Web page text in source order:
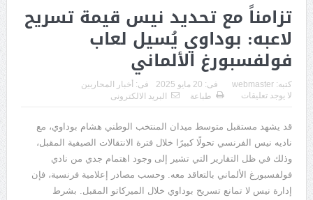
تزامناً مع تحديد نيس قيمة تسريح
لاعبه: بوداوي يُسيل لعاب
فولفسبورغ الألماني
كتبه: webmaster فى: 20 مايو 2025 فى: أخبار المحاربين
لا يوجد تعليقات
طباعة البريد الالكترونى
قد يشهد مستقبل متوسط ميدان المنتخب الوطني هشام بوداوي، مع
ناديه نيس الفرنسي تحولًا كبيرًا خلال فترة الانتقالات الصيفية المقبل،
وذلك في ظل التقارير التي تشير إلى وجود اهتمام جدي من نادي
فولفسبورغ الألماني بالتعاقد معه وحسب مصادر إعلامية فرنسية، فإن
إدارة نيس لا تمانع تسريح بوداوي خلال الميركاتو المقبل
بشرط